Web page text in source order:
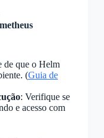
de que o Helm
(Guia de
: Verifique se
e acesso com